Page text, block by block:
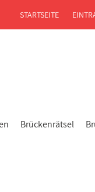
Brückenrätsel
STARTSEITE